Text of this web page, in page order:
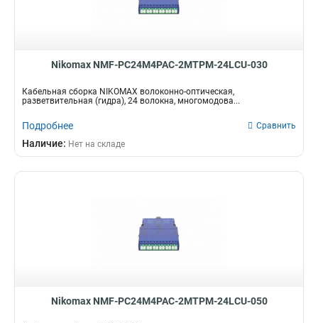
Nikomax NMF-PC24M4PAC-2MTPM-24LCU-030
Кабельная сборка NIKOMAX волоконно-оптическая,
разветвительная (гидра), 24 волокна, многомодова...
Подробнее Сравнить
Наличие: Нет на складе
Nikomax NMF-PC24M4PAC-2MTPM-24LCU-050